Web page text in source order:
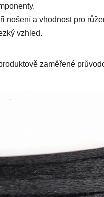
nošení a vhodnost pro
vzhled.
zaměřené